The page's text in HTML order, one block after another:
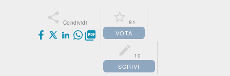
 Condividi

 81
VOTA
 10
SCRIVI